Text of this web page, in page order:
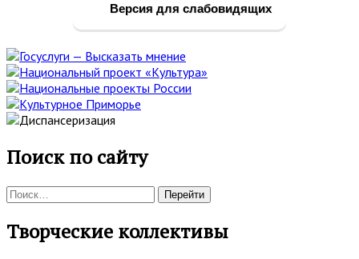
Версия для слабовидящих
Поиск по сайту
Поиск:
Творческие коллективы